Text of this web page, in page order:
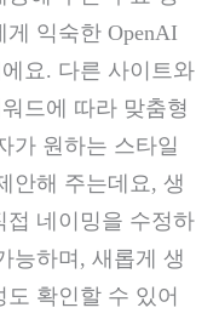
익숙한 OpenAI
요. 다른 사이트와
드에 따라 맞춤형
가 원하는 스타일
안해 주는데요, 생
접 네이밍을 수정하
능하며, 새롭게 생
확인할 수 있어